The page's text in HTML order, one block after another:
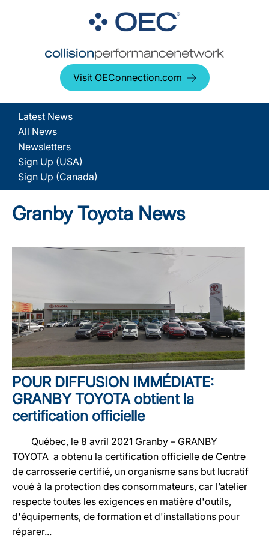
Visit OEConnection.com
Latest News
All News
Newsletters
Sign Up (USA)
Sign Up (Canada)
Granby Toyota News
POUR DIFFUSION IMMÉDIATE:
GRANBY TOYOTA obtient la
certification officielle
Québec, le 8 avril 2021 Granby – GRANBY
TOYOTA a obtenu la certification officielle de Centre
de carrosserie certifié, un organisme sans but lucratif
voué à la protection des consommateurs, car l’atelier
respecte toutes les exigences en matière d'outils,
d'équipements, de formation et d'installations pour
réparer...